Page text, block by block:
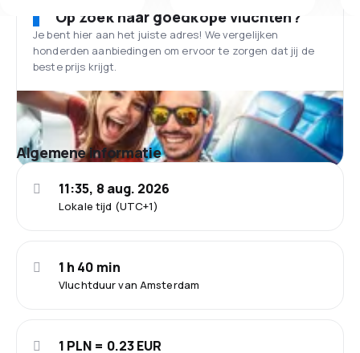
Op zoek naar goedkope vluchten?
Je bent hier aan het juiste adres! We vergelijken
honderden aanbiedingen om ervoor te zorgen dat jij de
beste prijs krijgt.
Algemene informatie
Lokale tijd (UTC+1)
11:35, 8 aug. 2026
Vluchtduur van Amsterdam
1 h 40 min
1 PLN = 0.23 EUR